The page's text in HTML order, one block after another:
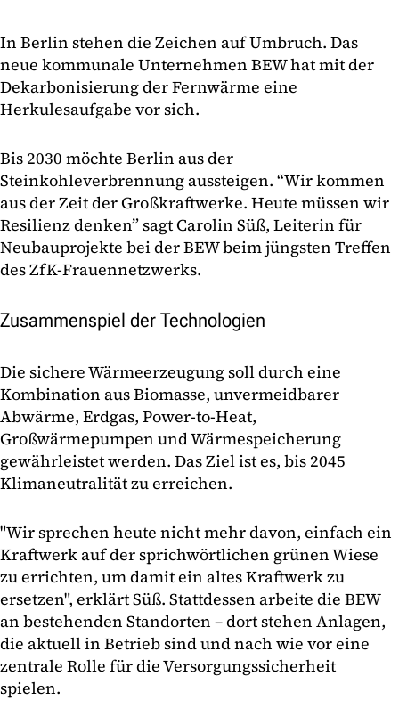
In Berlin stehen die Zeichen auf Umbruch. Das
neue kommunale Unternehmen BEW hat mit der
Dekarbonisierung der Fernwärme eine
Herkulesaufgabe vor sich.
Bis 2030 möchte Berlin aus der
Steinkohleverbrennung aussteigen. “Wir kommen
aus der Zeit der Großkraftwerke. Heute müssen wir
Resilienz denken” sagt Carolin Süß, Leiterin für
Neubauprojekte bei der BEW beim jüngsten Treffen
des ZfK-Frauennetzwerks.
Zusammenspiel der Technologien
Die sichere Wärmeerzeugung soll durch eine
Kombination aus Biomasse, unvermeidbarer
Abwärme, Erdgas, Power-to-Heat,
Großwärmepumpen und Wärmespeicherung
gewährleistet werden. Das Ziel ist es, bis 2045
Klimaneutralität zu erreichen.
"Wir sprechen heute nicht mehr davon, einfach ein
Kraftwerk auf der sprichwörtlichen grünen Wiese
zu errichten, um damit ein altes Kraftwerk zu
ersetzen", erklärt Süß. Stattdessen arbeite die BEW
an bestehenden Standorten – dort stehen Anlagen,
die aktuell in Betrieb sind und nach wie vor eine
zentrale Rolle für die Versorgungssicherheit
spielen.